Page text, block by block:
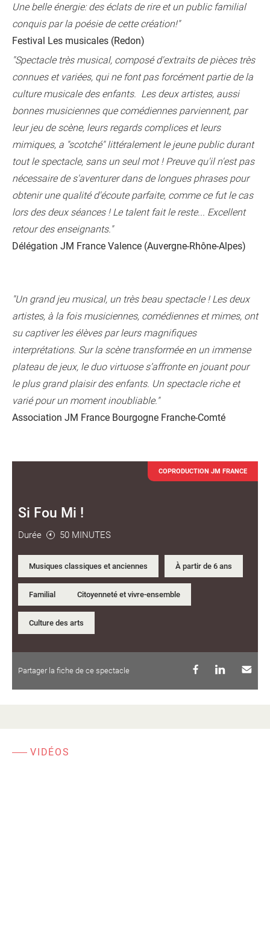
Une belle énergie: des éclats de rire et un public familial
conquis par la poésie de cette création!"
Festival Les musicales (Redon)
"Spectacle très musical, composé d'extraits de pièces très
connues et variées, qui ne font pas forcément partie de la
culture musicale des enfants. Les deux artistes, aussi
bonnes musiciennes que comédiennes parviennent, par
leur jeu de scène, leurs regards complices et leurs
mimiques, a "scotché" littéralement le jeune public durant
tout le spectacle, sans un seul mot ! Preuve qu'il n'est pas
nécessaire de s'aventurer dans de longues phrases pour
obtenir une qualité d'écoute parfaite, comme ce fut le cas
lors des deux séances ! Le talent fait le reste... Excellent
retour des enseignants."
Délégation JM France Valence (Auvergne-Rhône-Alpes)
"Un grand jeu musical, un très beau spectacle ! Les deux
artistes, à la fois musiciennes, comédiennes et mimes, ont
su captiver les élèves par leurs magnifiques
interprétations. Sur la scène transformée en un immense
plateau de jeux, le duo virtuose s’affronte en jouant pour
le plus grand plaisir des enfants. Un spectacle riche et
varié pour un moment inoubliable."
Association JM France Bourgogne Franche-Comté
COPRODUCTION JM FRANCE
Si Fou Mi !
Durée 50 MINUTES
Musiques classiques et anciennes À partir de 6 ans
Familial Citoyenneté et vivre-ensemble
Culture des arts
Partager la fiche de ce spectacle
VIDÉOS